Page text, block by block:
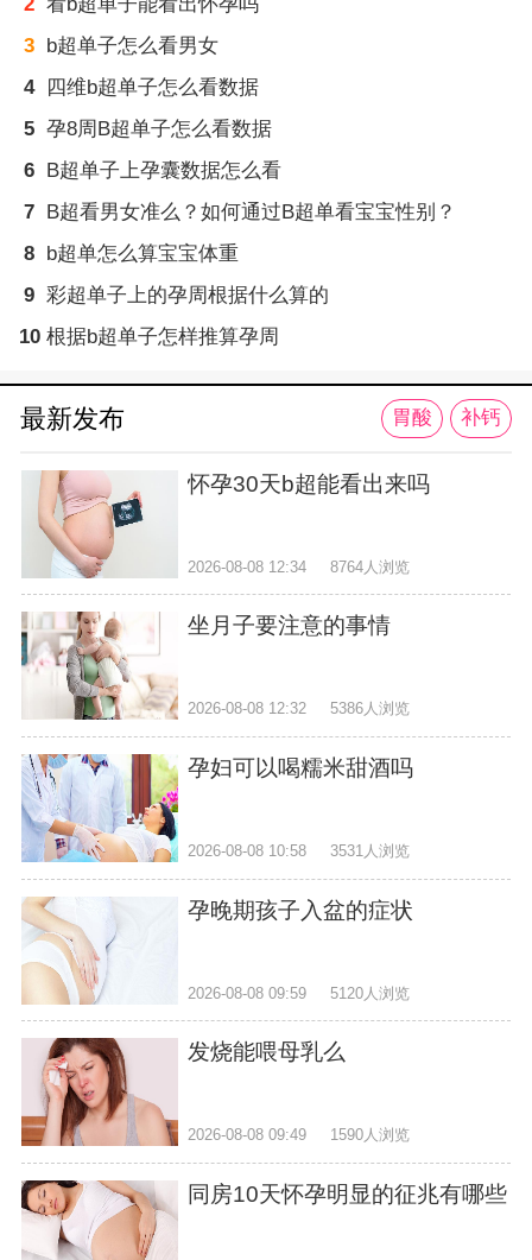
3
b超单子怎么看男女
4
四维b超单子怎么看数据
5 孕8周B超单子怎么看数据
6
B超单子上孕囊数据怎么看
7
B超看男女准么？如何通过B超单看宝宝性别？
8
b超单怎么算宝宝体重
9 彩超单子上的孕周根据什么算的
10 根据b超单子怎样推算孕周
最新发布 胃酸 补钙
怀孕30天b超能看出来吗
2026-08-08 12:34 8764人浏览
坐月子要注意的事情
2026-08-08 12:32 5386人浏览
孕妇可以喝糯米甜酒吗
2026-08-08 10:58 3531人浏览
孕晚期孩子入盆的症状
2026-08-08 09:59 5120人浏览
发烧能喂母乳么
2026-08-08 09:49 1590人浏览
同房10天怀孕明显的征兆有哪些